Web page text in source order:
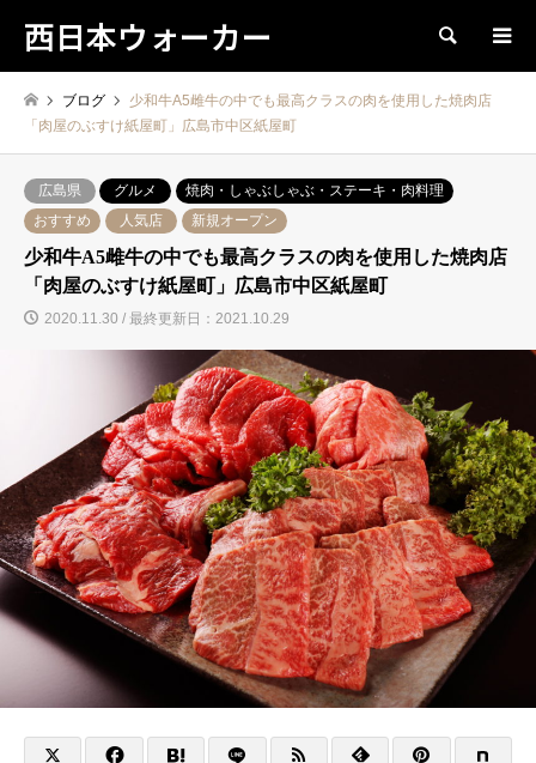
西日本ウォーカー 検索
ブログ
少和牛A5雌牛の中でも最高クラスの肉を使用した焼肉店
「肉屋のぶすけ紙屋町」広島市中区紙屋町
広島県 グルメ
焼肉・しゃぶしゃぶ・ステーキ・肉料理
おすすめ
人気店 新規オープン
少和牛A5雌牛の中でも最高クラスの肉を使用した焼肉店
「肉屋のぶすけ紙屋町」広島市中区紙屋町
2020.11.30 / 最終更新日：2021.10.29